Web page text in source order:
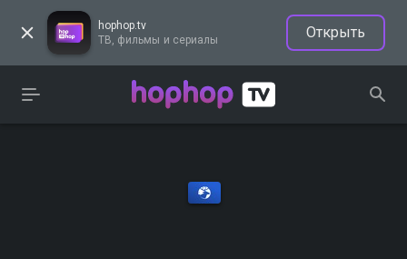
hophop.tv
ТВ, фильмы и сериалы
Открыть